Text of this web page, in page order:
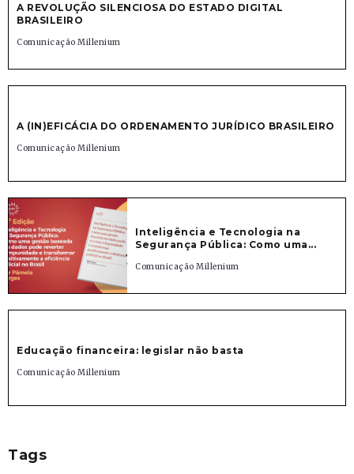
A REVOLUÇÃO SILENCIOSA DO ESTADO DIGITAL
BRASILEIRO
Comunicação Millenium
A (IN)EFICÁCIA DO ORDENAMENTO JURÍDICO BRASILEIRO
Comunicação Millenium
Inteligência e Tecnologia na
Segurança Pública: Como uma...
Comunicação Millenium
Educação financeira: legislar não basta
Comunicação Millenium
Tags